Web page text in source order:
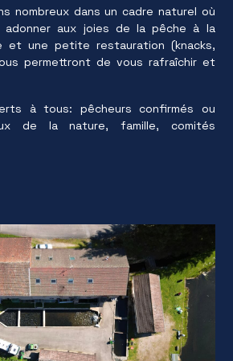
nombreux dans un cadre naturel où
adonner aux joies de la pêche à la
et une petite restauration (knacks,
permettront de vous rafraîchir et
à tous: pêcheurs confirmés ou
de la nature, famille, comités